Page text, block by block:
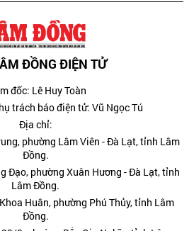
ĐỒNG ĐIỆN TỬ
đốc: Lê Huy Toàn
trách báo điện tử: Vũ Ngọc Tú
Địa chỉ:
phường Lâm Viên - Đà Lạt, tỉnh Lâm
Đồng.
Đạo, phường Xuân Hương - Đà Lạt, tỉnh
Lâm Đồng.
Huân, phường Phú Thủy, tỉnh Lâm
Đồng.